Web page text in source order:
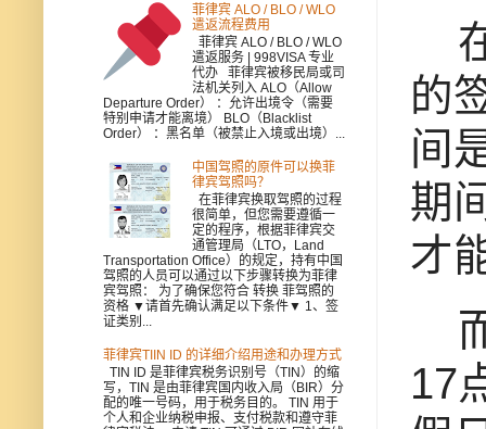
的
间
期
才
17
菲律宾 ALO / BLO / WLO
遣返流程费用
菲律宾 ALO / BLO / WLO
遣返服务 | 998VISA 专业
代办 菲律宾被移民局或司
法机关列入 ALO（Allow
Departure Order） ：允许出境令（需要
特别申请才能离境） BLO（Blacklist
Order） ：黑名单（被禁止入境或出境）...
中国驾照的原件可以换菲
律宾驾照吗？
在菲律宾换取驾照的过程
很简单，但您需要遵循一
定的程序，根据菲律宾交
通管理局（LTO，Land
Transportation Office）的规定，持有中国
驾照的人员可以通过以下步骤转换为菲律
宾驾照： 为了确保您符合 转换 菲驾照的
资格 ▼请首先确认满足以下条件▼ 1、签
证类别...
菲律宾TIIN ID 的详细介绍用途和办理方式
TIN ID 是菲律宾税务识别号（TIN）的缩
写，TIN 是由菲律宾国内收入局（BIR）分
配的唯一号码，用于税务目的。 TIN 用于
个人和企业纳税申报、支付税款和遵守菲